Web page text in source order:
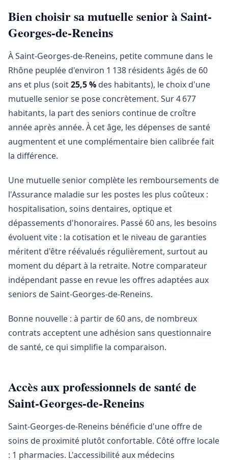
Bien choisir sa mutuelle senior à Saint-
Georges-de-Reneins
À Saint-Georges-de-Reneins, petite commune dans le
Rhône peuplée d'environ 1 138 résidents âgés de 60
ans et plus (soit25,5 % des habitants), le choix d'une
mutuelle senior se pose concrètement. Sur 4 677
habitants, la part des seniors continue de croître
année après année. À cet âge, les dépenses de santé
augmentent et une complémentaire bien calibrée fait
la différence.
Une mutuelle senior complète les remboursements de
l'Assurance maladie sur les postes les plus coûteux :
hospitalisation, soins dentaires, optique et
dépassements d'honoraires. Passé 60 ans, les besoins
évoluent vite : la cotisation et le niveau de garanties
méritent d'être réévalués régulièrement, surtout au
moment du départ à la retraite. Notre comparateur
indépendant passe en revue les offres adaptées aux
seniors de Saint-Georges-de-Reneins.
Bonne nouvelle : à partir de 60 ans, de nombreux
contrats acceptent une adhésion sans questionnaire
de santé, ce qui simplifie la comparaison.
Accès aux professionnels de santé de
Saint-Georges-de-Reneins
Saint-Georges-de-Reneins bénéficie d'une offre de
soins de proximité plutôt confortable. Côté offre locale
: 1 pharmacies. L'accessibilité aux médecins